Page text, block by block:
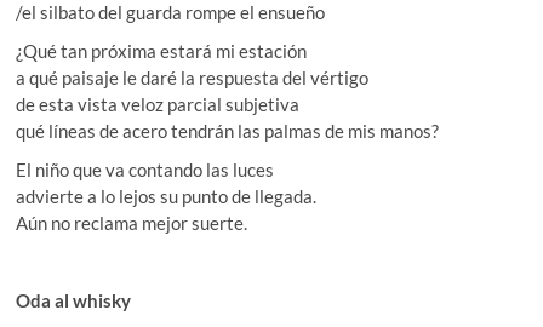
/el silbato del guarda rompe el ensueño
¿Qué tan próxima estará mi estación
a qué paisaje le daré la respuesta del vértigo
de esta vista veloz parcial subjetiva
qué líneas de acero tendrán las palmas de mis manos?
El niño que va contando las luces
advierte a lo lejos su punto de llegada.
Aún no reclama mejor suerte.
Oda al whisky